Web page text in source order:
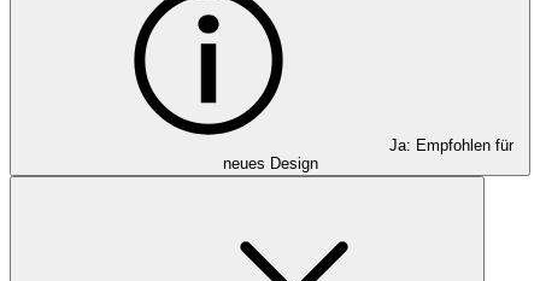
Ja: Empfohlen für
neues Design